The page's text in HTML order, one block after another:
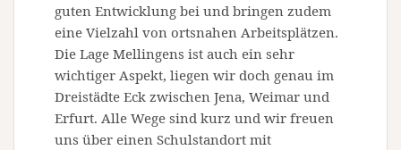
guten Entwicklung bei und bringen zudem
eine Vielzahl von ortsnahen Arbeitsplätzen.
Die Lage Mellingens ist auch ein sehr
wichtiger Aspekt, liegen wir doch genau im
Dreistädte Eck zwischen Jena, Weimar und
Erfurt. Alle Wege sind kurz und wir freuen
uns über einen Schulstandort mit